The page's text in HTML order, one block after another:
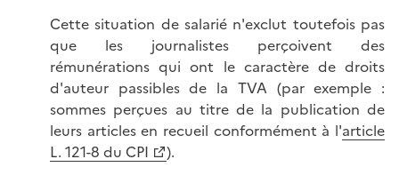
Cette situation de salarié n'exclut toutefois pas
que les journalistes perçoivent des
rémunérations qui ont le caractère de droits
d'auteur passibles de la TVA (par exemple :
sommes perçues au titre de la publication de
leurs articles en recueil conformément à l'article
L. 121-8 du CPI
).